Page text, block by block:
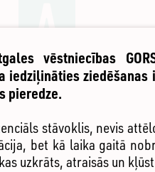
vēstniecības
iedziļināties
pieredze.
stāvoklis, nevis
bet kā laika gaitā
uzkrāts, atraisās un